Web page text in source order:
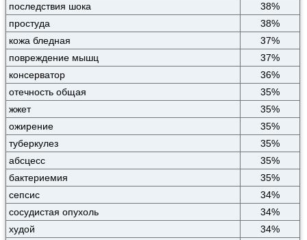
последствия шока
38%
простуда
38%
кожа бледная
37%
повреждение мышц
37%
консерватор
36%
отечность общая
35%
жжет
35%
ожирение
35%
туберкулез
35%
абсцесс
35%
бактериемия
35%
сепсис
34%
сосудистая опухоль
34%
худой
34%